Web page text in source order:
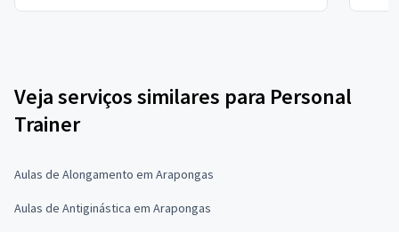
Veja serviços similares para Personal
Trainer
Aulas de Alongamento em Arapongas
Aulas de Antiginástica em Arapongas